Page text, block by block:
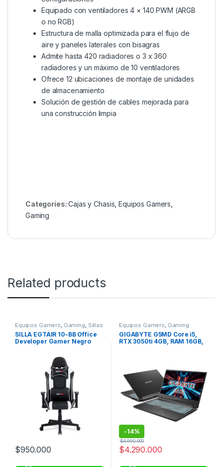
Equipado con ventiladores 4 × 140 PWM (ARGB
o no RGB)
Estructura de malla optimizada para el flujo de
aire y paneles laterales con bisagras
Admite hasta 420 radiadores o 3 x 360
radiadores y un máximo de 10 ventiladores
Ofrece 12 ubicaciones de montaje de unidades
de almacenamiento
Solución de gestión de cables mejorada para
una construcción limpia
Categories:Cajas y Chasis ,Equipos Gamers
Gaming
Related products
Equipos Gamers, Gaming, Sillas
Gamer
SILLA EGTAIR 10-BB Office
Developer Gamer Negro
$950.000
Equipos Gamers, Gaming
GIGABYTE G5MD Core i5,
RTX 3050ti 4GB, RAM 16GB,
-14%
$4.290.000
$4.990.000